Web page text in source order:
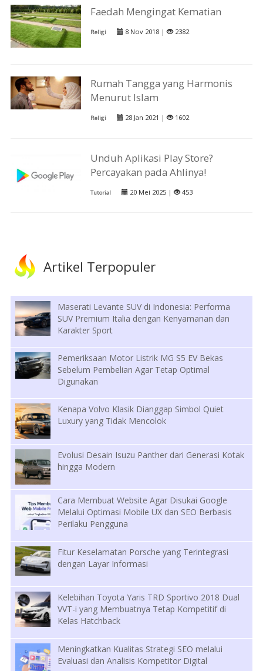
Faedah Mengingat Kematian
Religi 8 Nov 2018 | 2382
Rumah Tangga yang Harmonis
Menurut Islam
Religi 28 Jan 2021 | 1602
Unduh Aplikasi Play Store?
Percayakan pada Ahlinya!
Tutorial 20 Mei 2025 | 453
Artikel Terpopuler
Maserati Levante SUV di Indonesia: Performa
SUV Premium Italia dengan Kenyamanan dan
Karakter Sport
Pemeriksaan Motor Listrik MG S5 EV Bekas
Sebelum Pembelian Agar Tetap Optimal
Digunakan
Kenapa Volvo Klasik Dianggap Simbol Quiet
Luxury yang Tidak Mencolok
Evolusi Desain Isuzu Panther dari Generasi Kotak
hingga Modern
Cara Membuat Website Agar Disukai Google
Melalui Optimasi Mobile UX dan SEO Berbasis
Perilaku Pengguna
Fitur Keselamatan Porsche yang Terintegrasi
dengan Layar Informasi
Kelebihan Toyota Yaris TRD Sportivo 2018 Dual
VVT-i yang Membuatnya Tetap Kompetitif di
Kelas Hatchback
Meningkatkan Kualitas Strategi SEO melalui
Evaluasi dan Analisis Kompetitor Digital